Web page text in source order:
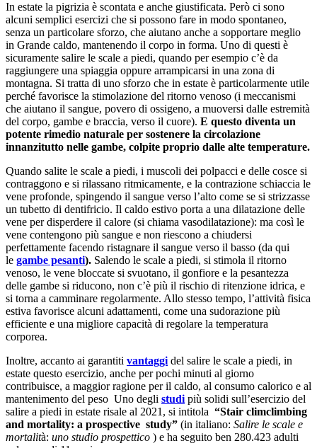
In estate la pigrizia è scontata e anche giustificata. Però ci sono
alcuni semplici esercizi che si possono fare in modo spontaneo,
senza un particolare sforzo, che aiutano anche a sopportare meglio
in Grande caldo, mantenendo il corpo in forma. Uno di questi è
sicuramente salire le scale a piedi, quando per esempio c’è da
raggiungere una spiaggia oppure arrampicarsi in una zona di
montagna. Si tratta di uno sforzo che in estate è particolarmente utile
perché favorisce la stimolazione del ritorno venoso (i meccanismi
che aiutano il sangue, povero di ossigeno, a muoversi dalle estremità
del corpo, gambe e braccia, verso il cuore). E questo diventa un
potente rimedio naturale per sostenere la circolazione
innanzitutto nelle gambe, colpite proprio dalle alte temperature.
Quando salite le scale a piedi, i muscoli dei polpacci e delle cosce si
contraggono e si rilassano ritmicamente, e la contrazione schiaccia le
vene profonde, spingendo il sangue verso l’alto come se si strizzasse
un tubetto di dentifricio. Il caldo estivo porta a una dilatazione delle
vene per disperdere il calore (si chiama vasodilatazione): ma così le
vene contengono più sangue e non riescono a chiudersi
perfettamente facendo ristagnare il sangue verso il basso (da qui
le gambe pesanti). Salendo le scale a piedi, si stimola il ritorno
venoso, le vene bloccate si svuotano, il gonfiore e la pesantezza
delle gambe si riducono, non c’è più il rischio di ritenzione idrica, e
si torna a camminare regolarmente. Allo stesso tempo, l’attività fisica
estiva favorisce alcuni adattamenti, come una sudorazione più
efficiente e una migliore capacità di regolare la temperatura
corporea.
Inoltre, accanto ai garantiti vantaggi del salire le scale a piedi, in
estate questo esercizio, anche per pochi minuti al giorno
contribuisce, a maggior ragione per il caldo, al consumo calorico e al
mantenimento del peso Uno degli studi più solidi sull’esercizio del
salire a piedi in estate risale al 2021, si intitola “Stair climclimbing
and mortality: a prospective study” (in italiano: Salire le scale e
mortalità: uno studio prospettico ) e ha seguito ben 280.423 adulti